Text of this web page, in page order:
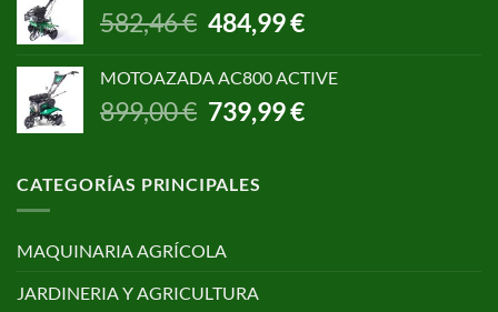
650,00 €.
499,00 €.
582,46€
El
precio
era:
582,46 €.
484,99€El
precio
es:
484,99 €.
MOTOAZADA AC800 ACTIVE
899,00€ El
precio
era:
899,00 €.
739,99€El
precio
CATEGORÍAS PRINCIPALES
MAQUINARIA AGRÍCOLA
JARDINERIA Y AGRICULTURA